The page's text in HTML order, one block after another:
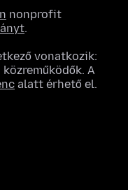
nonprofit
.
vonatkozik:
A
alatt érhető el.